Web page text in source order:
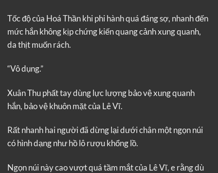
Tốc độ của Hoá Thần khi phi hành quá đáng sợ, nhanh đến
mức hắn không kịp chứng kiến quang cảnh xung quanh,
da thịt muốn rách.
“Vô dụng.”
Xuân Thu phất tay dùng lực lượng bảo vệ xung quanh
hắn, bảo vệ khuôn mặt của Lê Vĩ.
Rất nhanh hai người đã dừng lại dưới chân một ngọn núi
có hình dạng như hồ lô rượu khổng lồ.
Ngọn núi này cao vượt quá tầm mắt của Lê Vĩ, e rằng dù